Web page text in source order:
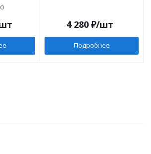
4 280 ₽/шт
Подробнее